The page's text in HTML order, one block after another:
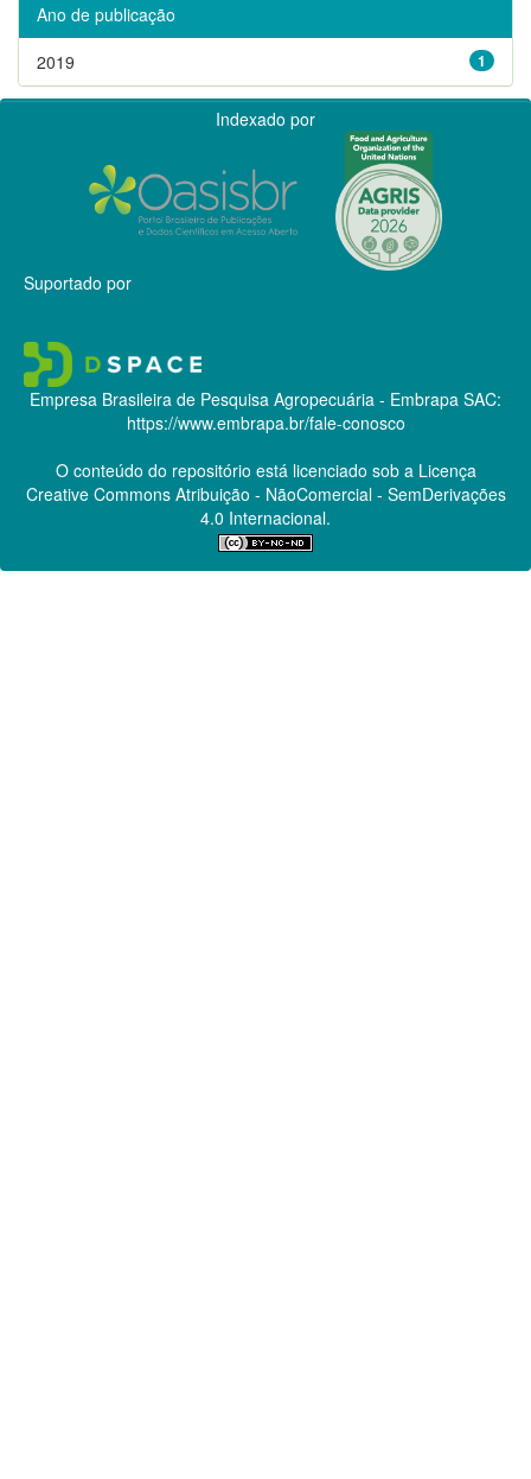
Ano de publicação
1
2019
Indexado por
Suportado por
Empresa Brasileira de Pesquisa Agropecuária - Embrapa SAC:
https://www.embrapa.br/fale-conosco
O conteúdo do repositório está licenciado sob a Licença
Creative CommonsAtribuição - NãoComercial - SemDerivações
4.0 Internacional.